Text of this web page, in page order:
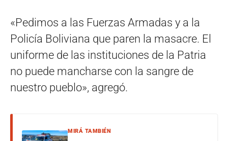
«Pedimos a las Fuerzas Armadas y a la
Policía Boliviana que paren la masacre. El
uniforme de las instituciones de la Patria
no puede mancharse con la sangre de
nuestro pueblo», agregó.
MIRÁ TAMBIÉN